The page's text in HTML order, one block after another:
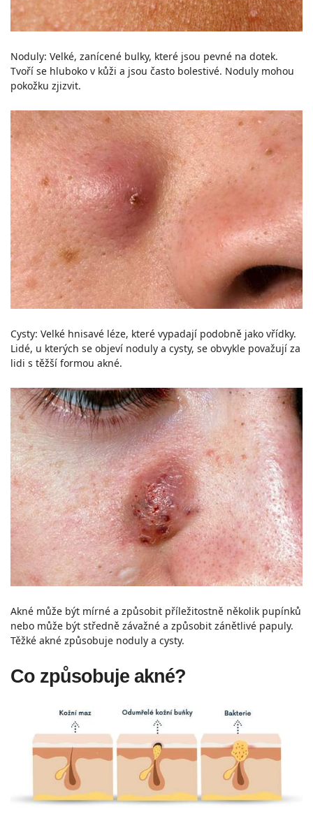
Noduly: Velké, zanícené bulky, které jsou pevné na dotek.
Tvoří se hluboko v kůži a jsou často bolestivé. Noduly mohou
pokožku zjizvit.
Cysty: Velké hnisavé léze, které vypadají podobně jako vřídky.
Lidé, u kterých se objeví noduly a cysty, se obvykle považují za
lidi s těžší formou akné.
Akné může být mírné a způsobit příležitostně několik pupínků
nebo může být středně závažné a způsobit zánětlivé papuly.
Těžké akné způsobuje noduly a cysty.
Co způsobuje akné?